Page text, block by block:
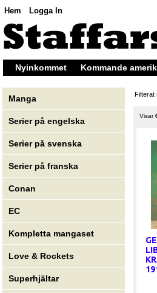
Hem Logga In
Nyinkommet Kommande
Manga
Serier på engelska
Serier på svenska
Serier på franska
Conan
EC
Kompletta mangaset
Love & Rockets
Superhjältar
Filterat
Visar